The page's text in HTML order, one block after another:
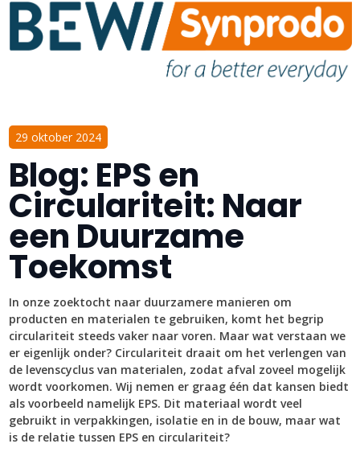
29 oktober 2024
Blog: EPS en
Circulariteit: Naar
een Duurzame
Toekomst
In onze zoektocht naar duurzamere manieren om
producten en materialen te gebruiken, komt het begrip
circulariteit steeds vaker naar voren. Maar wat verstaan we
er eigenlijk onder? Circulariteit draait om het verlengen van
de levenscyclus van materialen, zodat afval zoveel mogelijk
wordt voorkomen. Wij nemen er graag één dat kansen biedt
als voorbeeld namelijk EPS. Dit materiaal wordt veel
gebruikt in verpakkingen, isolatie en in de bouw, maar wat
is de relatie tussen EPS en circulariteit?